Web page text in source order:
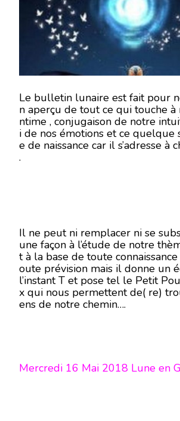
Le bulletin lunaire est fait pour
n aperçu de tout ce qui touche
ntime , conjugaison de notre
i de nos émotions et ce quelque
e de naissance car il s’adresse à
.
Il ne peut ni remplacer ni se
une façon à l’étude de notre
t à la base de toute
oute prévision mais il donne un
l’instant T et pose tel le Petit
x qui nous permettent de( re)
ens de notre chemin….
Mercredi 16 Mai 2018 Lune en